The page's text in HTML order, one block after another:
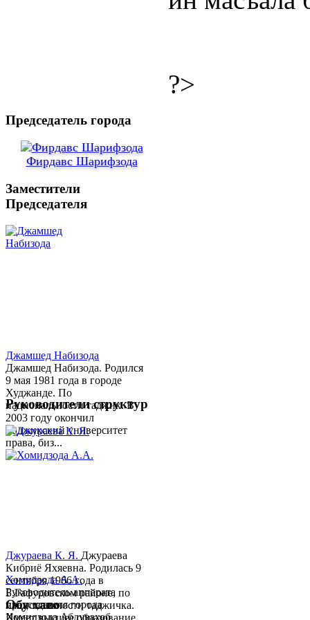
?>
Председатель города
Фирдавс Шарифзода
Заместители
Председателя
Джамшед Набизода
Джамшед Набизода. Родился
9 мая 1981 года в городе
Худжанде. По
национальности таджик. В
2003 году окончил
Таджикский университет
права, биз...
Хомидзода А.А.
Руководитель аппарата
председателя города
Хомидзода Абдувахоб
Руководители структур
Джураева К. Я. Джураева
Кибриё Яхяевна. Родилась 9
сентября 1966 года в
Б.Гафуровском районе, по
национальности таджичка.
Обу хаво